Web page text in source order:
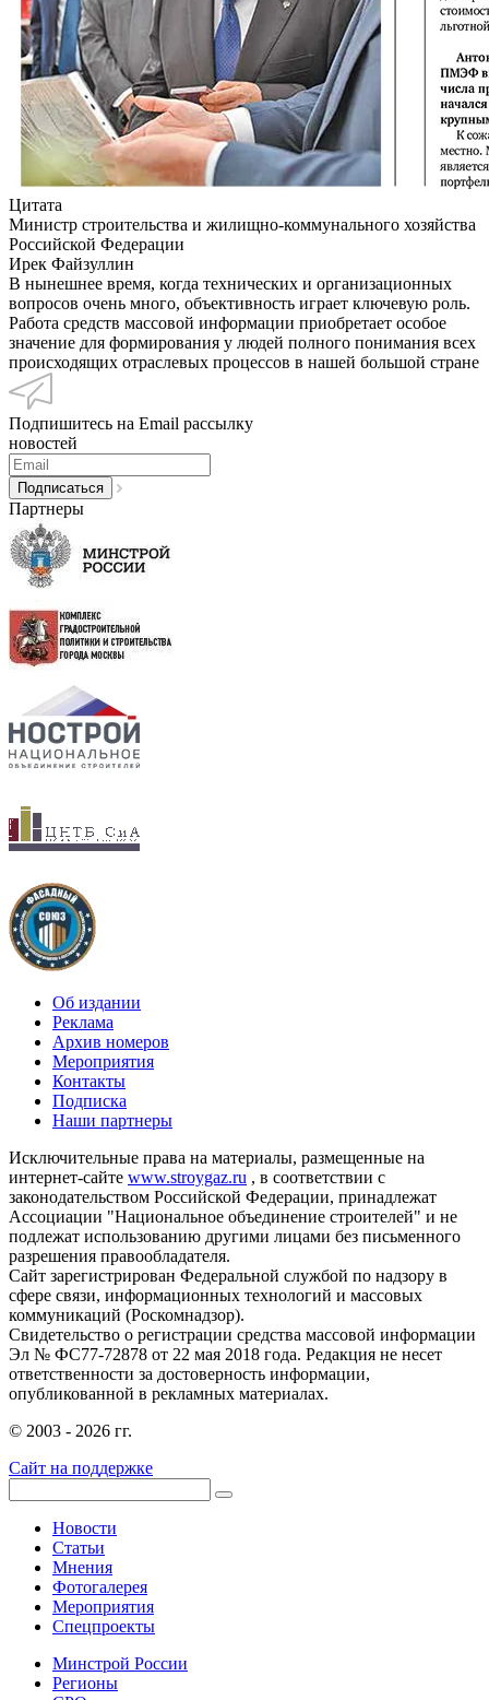
Цитата
Министр строительства и жилищно-коммунального хозяйства
Российской Федерации
Ирек Файзуллин
В нынешнее время, когда технических и организационных
вопросов очень много, объективность играет ключевую роль.
Работа средств массовой информации приобретает особое
значение для формирования у людей полного понимания всех
происходящих отраслевых процессов в нашей большой стране
Подпишитесь на Email рассылку
новостей
Партнеры
Об издании
Реклама
Архив номеров
Мероприятия
Контакты
Подписка
Наши партнеры
Исключительные права на материалы, размещенные на
интернет-сайте www.stroygaz.ru , в соответствии с
законодательством Российской Федерации, принадлежат
Ассоциации "Национальное объединение строителей" и не
подлежат использованию другими лицами без письменного
разрешения правообладателя.
Сайт зарегистрирован Федеральной службой по надзору в
сфере связи, информационных технологий и массовых
коммуникаций (Роскомнадзор).
Свидетельство о регистрации средства массовой информации
Эл № ФС77-72878 от 22 мая 2018 года. Редакция не несет
ответственности за достоверность информации,
опубликованной в рекламных материалах.
© 2003 - 2026 гг.
Сайт на поддержке
Новости
Статьи
Мнения
Фотогалерея
Мероприятия
Спецпроекты
Минстрой России
Регионы